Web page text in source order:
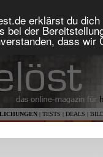
erklärst du
bei der
dass
| TESTS | DEALS |